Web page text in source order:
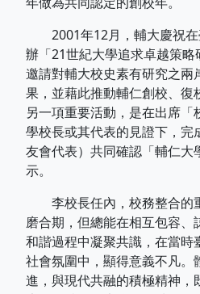
2001年12月，輔大慶祝在
辦「21世紀大學追求卓越策略
邀請對輔大校史素有研究之兩
果，並藉此推動輔仁創校、復
另一項重要活動，是在出席
學校長或其代表的見證下，完
友會代表）共同確認「輔仁大
示。
李校長任內，校務整合的
磨合期，但總能在相互包容、
和諧過程中凝聚共識，在當時
社會氛圍中，顯得意義不凡。
進，與現代共融的積極精神，